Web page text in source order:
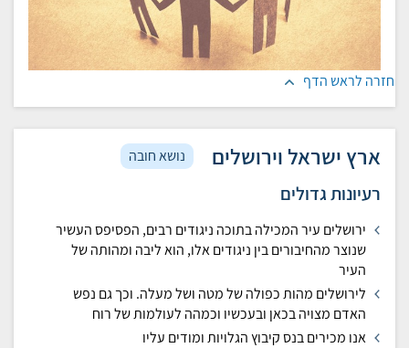
חזרה לראש הדף
ארץ ישראל וירושלים נושא חובה
רעיונות גדולים
ירושלים עיר המכילה בתוכה ניגודים רבים, הפסיפס העשיר
שנוצר מהחיבורים בין ניגודים אלו, הוא ליבה ומהותה של
העיר
לירושלים מהות כפולה של מטה ושל מעלה. וכך גם נפש
האדם מצויה בכאן ובעכשיו וכמהה לעולמות של רוח
אנו מכירים בנס קיבוץ הגלויות ומודים עליו